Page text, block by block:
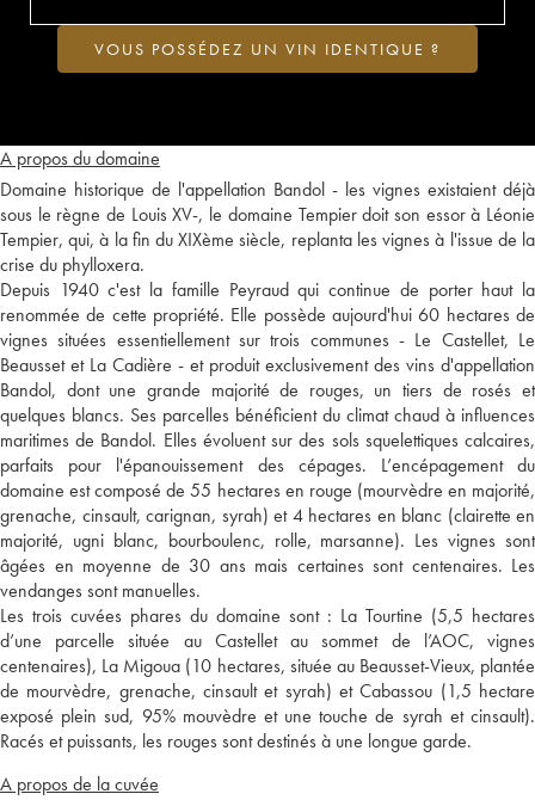
A propos du domaine
Domaine historique de l'appellation Bandol - les vignes existaient déjà
sous le règne de Louis XV-, le domaine Tempier doit son essor à Léonie
Tempier, qui, à la fin du XIXème siècle, replanta les vignes à l'issue de la
crise du phylloxera.
Depuis 1940 c'est la famille Peyraud qui continue de porter haut la
renommée de cette propriété. Elle possède aujourd'hui 60 hectares de
vignes situées essentiellement sur trois communes - Le Castellet, Le
Beausset et La Cadière - et produit exclusivement des vins d'appellation
Bandol, dont une grande majorité de rouges, un tiers de rosés et
quelques blancs. Ses parcelles bénéficient du climat chaud à influences
maritimes de Bandol. Elles évoluent sur des sols squelettiques calcaires,
parfaits pour l'épanouissement des cépages. L’encépagement du
domaine est composé de 55 hectares en rouge (mourvèdre en majorité,
grenache, cinsault, carignan, syrah) et 4 hectares en blanc (clairette en
majorité, ugni blanc, bourboulenc, rolle, marsanne). Les vignes sont
âgées en moyenne de 30 ans mais certaines sont centenaires. Les
vendanges sont manuelles.
Les trois cuvées phares du domaine sont : La Tourtine (5,5 hectares
d’une parcelle située au Castellet au sommet de l’AOC, vignes
centenaires), La Migoua (10 hectares, située au Beausset-Vieux, plantée
de mourvèdre, grenache, cinsault et syrah) et Cabassou (1,5 hectare
exposé plein sud, 95% mouvèdre et une touche de syrah et cinsault).
Racés et puissants, les rouges sont destinés à une longue garde.
A propos de la cuvée
VOUS POSSÉDEZ UN VIN IDENTIQUE ?